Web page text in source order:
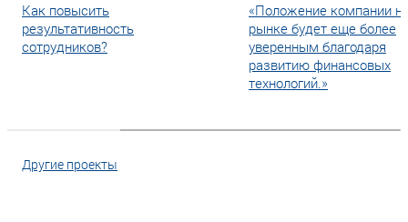
Как повысить
результативность
сотрудников?
«Положение компании
рынке будет еще более
уверенным благодаря
развитию финансовых
технологий.»
Другие проекты